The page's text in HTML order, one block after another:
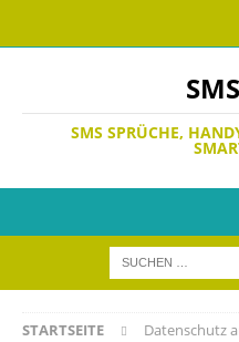
SMS SPRÜCHE,
STARTSEITE Datenschutz